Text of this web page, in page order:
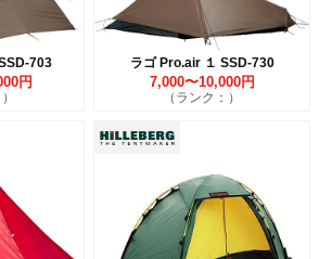
703
円
ラゴ Pro.air １ SSD-730
7,000〜10,000円
（ランク：）